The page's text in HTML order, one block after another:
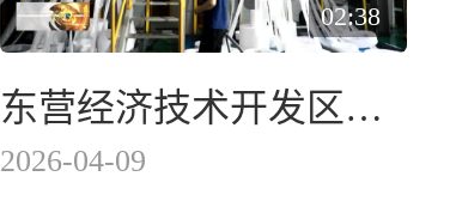
02:38
东营经济技术开发区：数智赋能 医卫新材料提质提效
2026-04-09